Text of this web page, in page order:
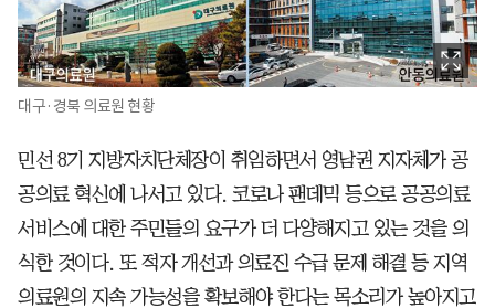
대구·경북 의료원 현황
민선 8기 지방자치단체장이 취임하면서 영남권 지자체가 공
공의료 혁신에 나서고 있다. 코로나 팬데믹 등으로 공공의료
서비스에 대한 주민들의 요구가 더 다양해지고 있는 것을 의
식한 것이다. 또 적자 개선과 의료진 수급 문제 해결 등 지역
의료원의 지속 가능성을 확보해야 한다는 목소리가 높아지고